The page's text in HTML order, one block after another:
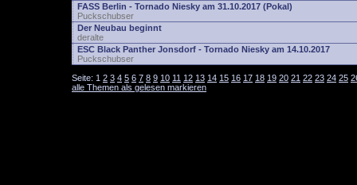
FASS Berlin - Tornado Niesky am 31.10.2017 (Pokal)
Puckschubser
Der Neubau beginnt
deralte
ESC Black Panther Jonsdorf - Tornado Niesky am 14.10.2017
Puckschubser
Seite: 1 2 3 4 5 6 7 8 9 10 11 12 13 14 15 16 17 18 19 20 21 22 23 24 25
alle Themen als gelesen markieren